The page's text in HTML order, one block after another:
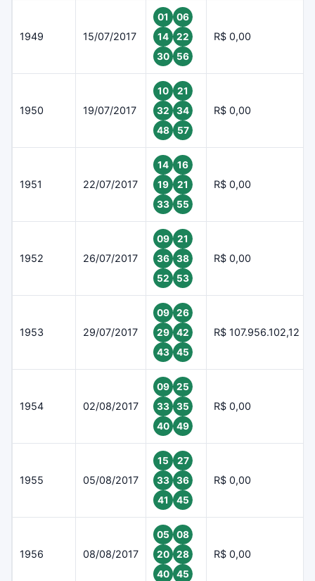
1949 15/07/2017
01
06
14
22
30
56
R$ 0,00
1950 19/07/2017
10
21
32
34
48
57
R$ 0,00
1951 22/07/2017
14
16
19
21
33
55
R$ 0,00
1952 26/07/2017
09
21
36
38
52
53
R$ 0,00
1953 29/07/2017
09
26
29
42
43
45
R$ 107.956.102,12
1954 02/08/2017
09
25
33
35
40
49
R$ 0,00
1955 05/08/2017
15
27
33
36
41
45
R$ 0,00
1956 08/08/2017
05
08
20
28
40
45
R$ 0,00